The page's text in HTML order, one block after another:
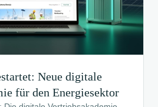
Neue digitale
für den Energiesektor